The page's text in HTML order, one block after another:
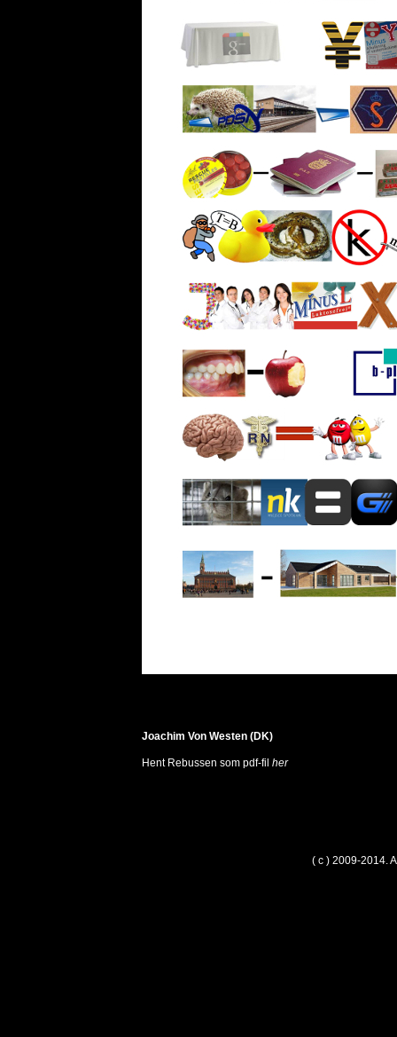
Joachim Von Westen (DK)
Hent Rebussen som pdf-fil her
( c ) 2009-2014.